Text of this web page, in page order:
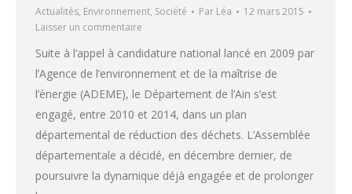
Actualités, Environnement, Société Par Léa
12 mars 2015
Laisser un commentaire
Suite à l’appel à candidature national lancé en 2009 par
l’Agence de l’environnement et de la maîtrise de
l’énergie (ADEME), le Département de l’Ain s’est
engagé, entre 2010 et 2014, dans un plan
départemental de réduction des déchets. L’Assemblée
départementale a décidé, en décembre dernier, de
poursuivre la dynamique déjà engagée et de prolonger